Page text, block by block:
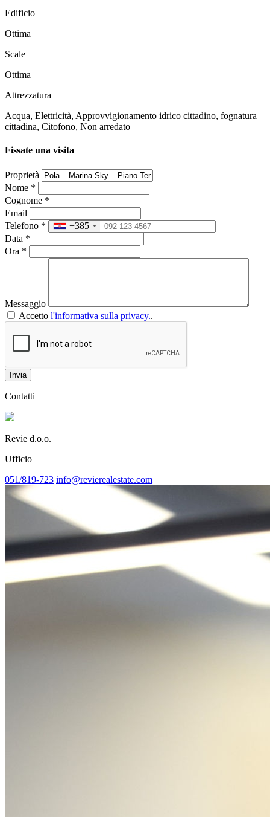
Edificio
Ottima
Scale
Ottima
Attrezzatura
Acqua, Elettricità, Approvvigionamento idrico cittadino, fognatura
cittadina, Citofono, Non arredato
Fissate una visita
Proprietà
Nome *
Cognome *
Email
Telefono *
+385
Data *
Ora *
Messaggio
Accetto l'informativa sulla privacy..
Invia
Contatti
Revie d.o.o.
Ufficio
051/819-723 info@revierealestate.com